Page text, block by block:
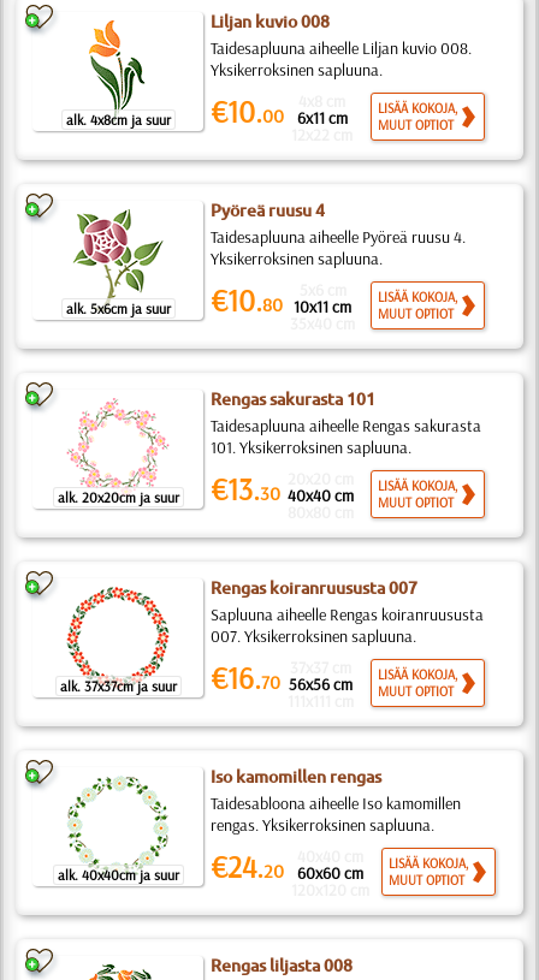
alk. 4x8cm ja suur
Liljan kuvio 008
Taidesapluuna aiheelle Liljan kuvio 008.
Yksikerroksinen sapluuna.
€10.00 6x11 cm
LISÄÄ KOKOJA,
MUUT OPTIOT
alk. 5x6cm ja suur
Pyöreä ruusu 4
Taidesapluuna aiheelle Pyöreä ruusu 4.
Yksikerroksinen sapluuna.
€10.80 10x11 cm
LISÄÄ KOKOJA,
MUUT OPTIOT
alk. 20x20cm ja suur
Rengas sakurasta 101
Taidesapluuna aiheelle Rengas sakurasta
101. Yksikerroksinen sapluuna.
€13.30 40x40 cm
LISÄÄ KOKOJA,
MUUT OPTIOT
alk. 37x37cm ja suur
Rengas koiranruususta 007
Sapluuna aiheelle Rengas koiranruususta
007. Yksikerroksinen sapluuna.
€16.70 56x56 cm
LISÄÄ KOKOJA,
MUUT OPTIOT
alk. 40x40cm ja suur
Iso kamomillen rengas
Taidesabloona aiheelle Iso kamomillen
rengas. Yksikerroksinen sapluuna.
€24.20 60x60 cm
LISÄÄ KOKOJA,
MUUT OPTIOT
Rengas liljasta 008